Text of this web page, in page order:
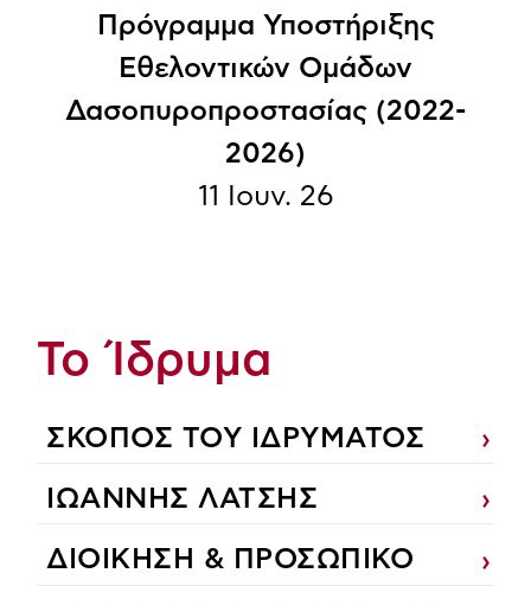
Πρόγραμμα Υποστήριξης
Εθελοντικών Ομάδων
Δασοπυροπροστασίας (2022-
2026)
11 Ιουν. 26
Το Ίδρυμα
ΣΚΟΠΟΣ ΤΟΥ ΙΔΡΥΜΑΤΟΣ
ΙΩΑΝΝΗΣ ΛΑΤΣΗΣ
ΔΙΟΙΚΗΣΗ & ΠΡΟΣΩΠΙΚΟ